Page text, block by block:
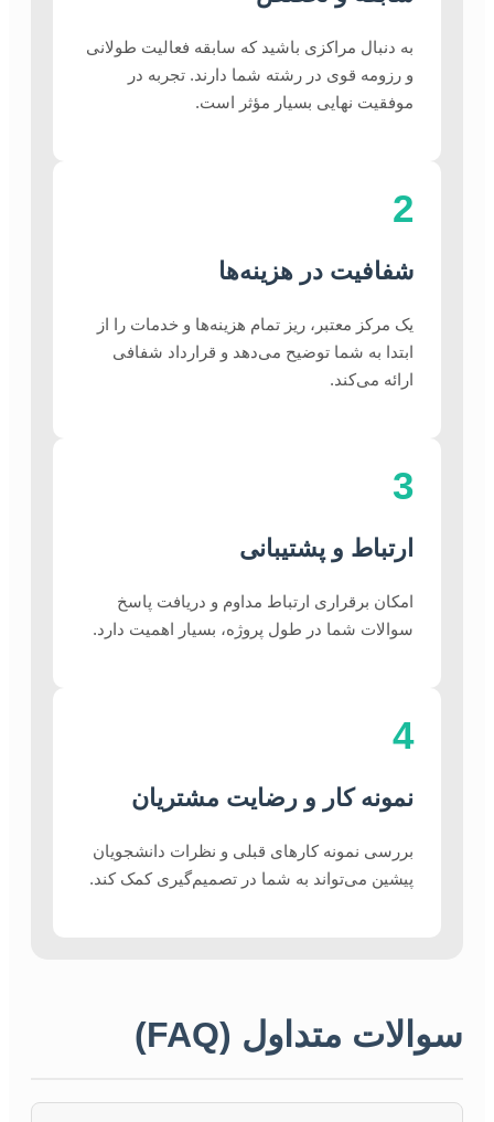
به دنبال مراکزی باشید که سابقه فعالیت طولانی
و رزومه قوی در رشته شما دارند. تجربه در
موفقیت نهایی بسیار مؤثر است.
2
شفافیت در هزینه‌ها
یک مرکز معتبر، ریز تمام هزینه‌ها و خدمات را از
ابتدا به شما توضیح می‌دهد و قرارداد شفافی
ارائه می‌کند.
3
ارتباط و پشتیبانی
امکان برقراری ارتباط مداوم و دریافت پاسخ
سوالات شما در طول پروژه، بسیار اهمیت دارد.
4
نمونه کار و رضایت مشتریان
بررسی نمونه کارهای قبلی و نظرات دانشجویان
پیشین می‌تواند به شما در تصمیم‌گیری کمک کند.
سوالات متداول (FAQ)